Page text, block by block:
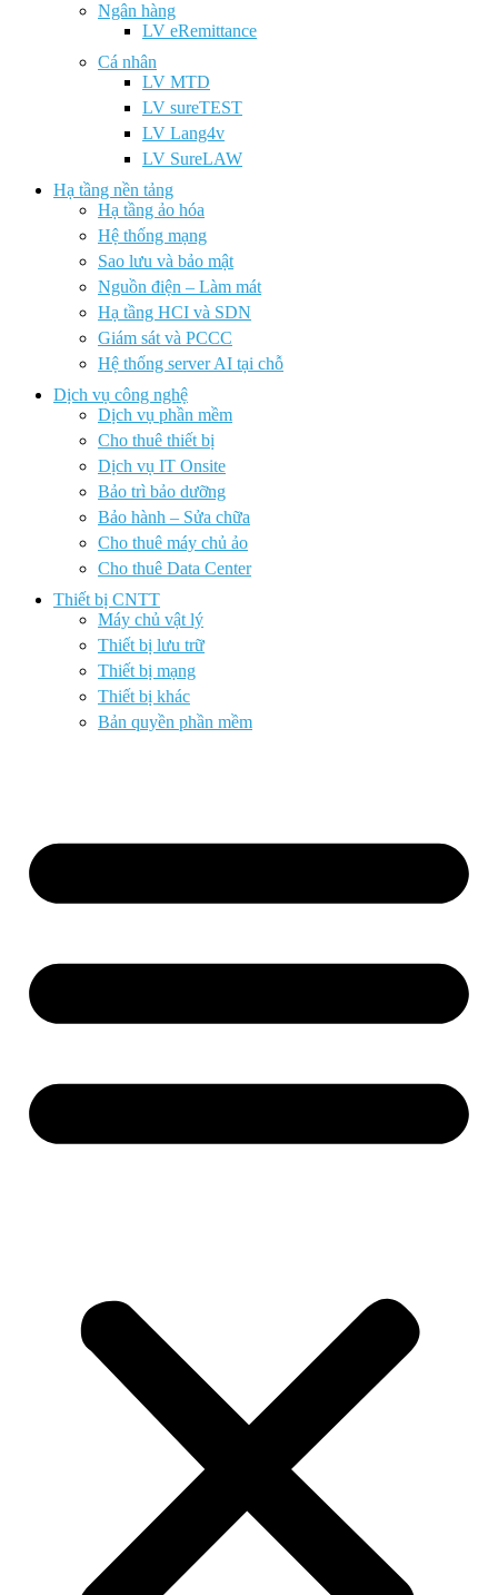
Ngân hàng
LV eRemittance
Cá nhân
LV MTD
LV sureTEST
LV Lang4v
LV SureLAW
Hạ tầng nền tảng
Hạ tầng ảo hóa
Hệ thống mạng
Sao lưu và bảo mật
Nguồn điện – Làm mát
Hạ tầng HCI và SDN
Giám sát và PCCC
Hệ thống server AI tại chỗ
Dịch vụ công nghệ
Dịch vụ phần mềm
Cho thuê thiết bị
Dịch vụ IT Onsite
Bảo trì bảo dưỡng
Bảo hành – Sửa chữa
Cho thuê máy chủ ảo
Cho thuê Data Center
Thiết bị CNTT
Máy chủ vật lý
Thiết bị lưu trữ
Thiết bị mạng
Thiết bị khác
Bản quyền phần mềm